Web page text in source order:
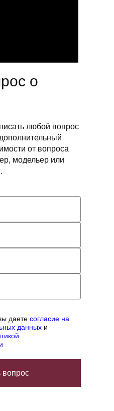
о
любой вопрос
от вопроса
модельер или
даетесогласие на
данных и
вопрос